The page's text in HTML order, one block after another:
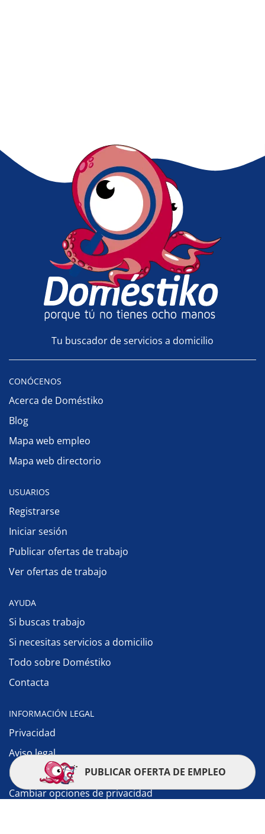
Tu buscador de servicios a domicilio
CONÓCENOS
Acerca de Doméstiko
Blog
Mapa web empleo
Mapa web directorio
USUARIOS
Registrarse
Iniciar sesión
Publicar ofertas de trabajo
Ver ofertas de trabajo
AYUDA
Si buscas trabajo
Si necesitas servicios a domicilio
Todo sobre Doméstiko
Contacta
INFORMACIÓN LEGAL
Privacidad
Aviso legal
Política de cookies
Cambiar opciones de privacidad
PUBLICAR OFERTA DE EMPLEO